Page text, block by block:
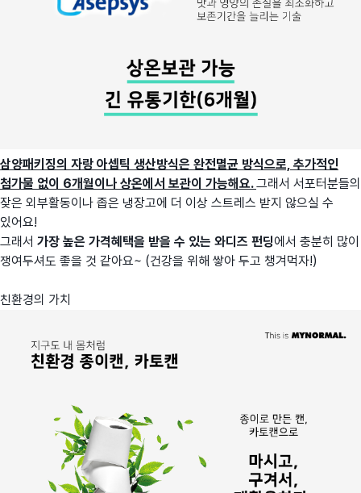
삼양패키징의 자랑 아셉틱 생산방식은 완전멸균 방식으로, 추가적인
첨가물 없이 6개월이나 상온에서 보관이 가능해요.그래서 서포터분들의
잦은 외부활동이나 좁은 냉장고에 더 이상 스트레스 받지 않으실 수
있어요!
그래서 가장 높은 가격혜택을 받을 수 있는 와디즈 펀딩에서 충분히 많이
쟁여두셔도 좋을 것 같아요~ (건강을 위해 쌓아 두고 챙겨먹자!)
친환경의 가치